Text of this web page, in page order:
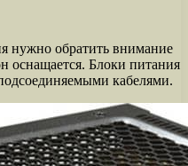
нужно обратить внимание
оснащается. Блоки питания
кабелями.